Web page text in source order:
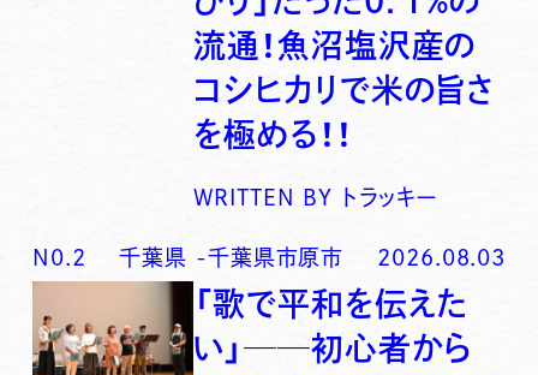
流通！魚沼塩沢産の
コシヒカリで米の旨さ
を極める！！
WRITTEN BY トラッキー
N0. 2 千葉県 -千葉県市原市 2026.08.03
「歌で平和を伝えた
い」──初心者から